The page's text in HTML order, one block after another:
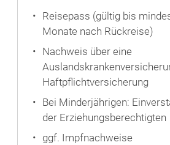
Reisepass (gültig bis
Monate nach Rückreise)
Nachweis über eine
Haftpflichtversicherung
Bei Minderjährigen:
der Erziehungsberechtigten
ggf. Impfnachweise